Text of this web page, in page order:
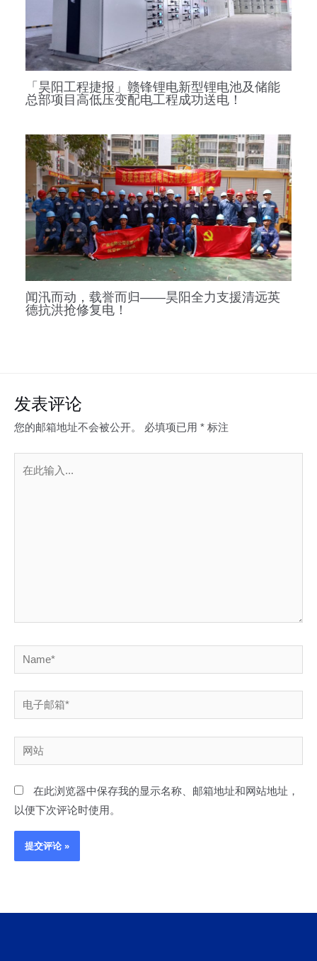
「昊阳工程捷报」赣锋锂电新型锂电池及储能
总部项目高低压变配电工程成功送电！
闻汛而动，载誉而归——昊阳全力支援清远英
德抗洪抢修复电！
发表评论
您的邮箱地址不会被公开。 必填项已用 * 标注
Name*
电
子
邮
箱
网
站
在此浏览器中保存我的显示名称、邮箱地址和网站地址，
以便下次评论时使用。